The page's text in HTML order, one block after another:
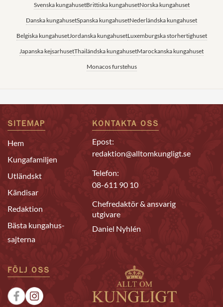
Svenska kungahusetBrittiska kungahusetNorska kungahuset
Danska kungahusetSpanska kungahusetNederländska kungahuset
Belgiska kungahusetJordanska kungahusetLuxemburgska storhertighuset
Japanska kejsarhusetThailändska kungahusetMarockanska kungahuset
Monacos furstehus
SITEMAP
Hem
Kungafamiljen
Utländskt
Kändisar
Redaktion
Bästa kungahus-
sajterna
KONTAKTA OSS
Epost:
redaktion@alltomkungligt.se
Telefon:
08-611 90 10
Chefredaktör & ansvarig
utgivare
Daniel Nyhlén
FÖLJ OSS